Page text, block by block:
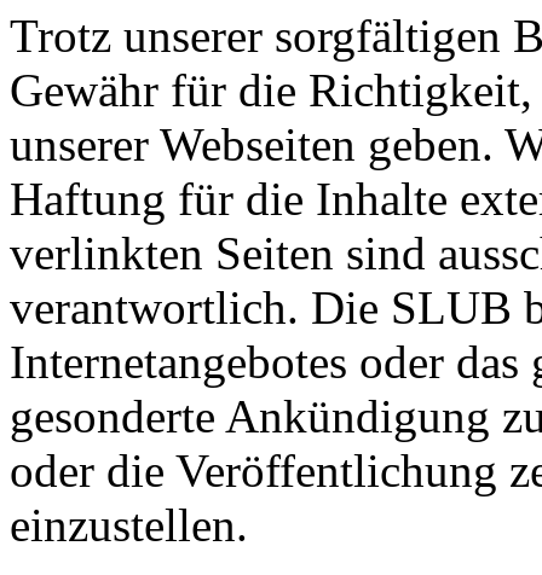
Trotz unserer sorgfältigen
Gewähr für die
unserer Webseiten geben.
Haftung für die Inhalte
verlinkten Seiten sind
verantwortlich. Die SLUB
Internetangebotes oder das
gesonderte Ankündigung
oder die Veröffentlichung
einzustellen.